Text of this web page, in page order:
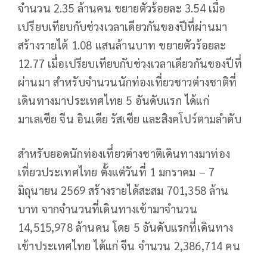
จำนวน 2.35 ล้านคน ขยายตัวร้อยละ 3.54 เมื่อ
เปรียบเทียบกับช่วงเวลาเดียวกันของปีที่ผ่านมา
สร้างรายได้ 1.08 แสนล้านบาท ขยายตัวร้อยละ
12.77 เมื่อเปรียบเทียบกับช่วงเวลาเดียวกันของปีที่
ผ่านมา สำหรับจำนวนนักท่องเที่ยวชาวต่างชาติที่
เดินทางมาประเทศไทย 5 อันดับแรก ได้แก่
มาเลเซีย จีน อินเดีย รัสเซีย และสิงคโปร์ตามลำดับ
สำหรับยอดนักท่องเที่ยวต่างชาติเดินทางมาท่อง
เที่ยวประเทศไทย ตั้งแต่วันที่ 1 มกราคม – 7
มิถุนายน 2569 สร้างรายได้สะสม 701,358 ล้าน
บาท จากจำนวนที่เดินทางเข้ามาจำนวน
14,515,978 ล้านคน โดย 5 อันดับแรกที่เดินทาง
เข้าประเทศไทย ได้แก่ จีน จำนวน 2,386,714 คน